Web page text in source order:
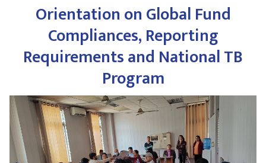
Orientation on Global Fund
Compliances, Reporting
Requirements and National TB
Program